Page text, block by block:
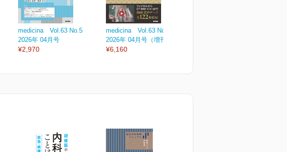
medicina Vol.63 No.5
2026年 04月号
¥2,970
medicina Vol.63 No.4
2026年 04月号（増刊号）
¥6,160